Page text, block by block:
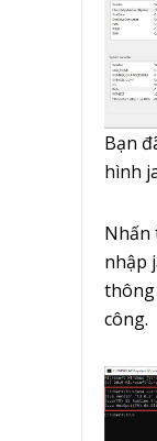
Bạn
hình
Nhấn
nhập
công.